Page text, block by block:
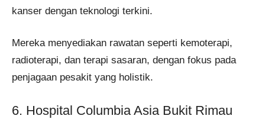
kanser dengan teknologi terkini.
Mereka menyediakan rawatan seperti kemoterapi,
radioterapi, dan terapi sasaran, dengan fokus pada
penjagaan pesakit yang holistik.
6. Hospital Columbia Asia Bukit Rimau